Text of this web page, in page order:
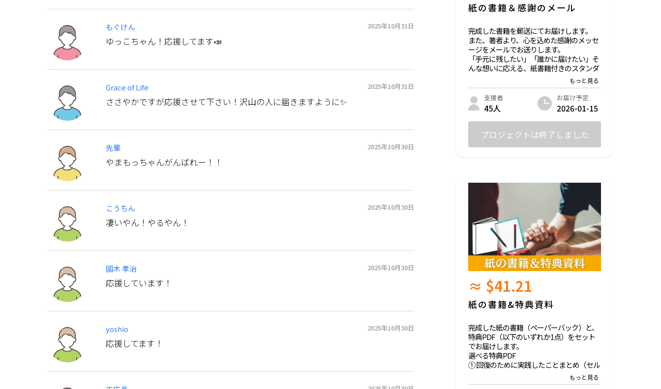
もぐけん 2025年10月31日
ゆっこちゃん！応援してます📣
Grace of Life 2025年10月31日
ささやかですが応援させて下さい！沢山の人に届きますように✨
先輩 2025年10月30日
やまもっちゃんがんばれー！！
こうちん 2025年10月30日
凄いやん！やるやん！
國木 孝治 2025年10月30日
応援しています！
yoshio 2025年10月30日
応援してます！
紙の書籍＆感謝のメール
完成した書籍を郵送にてお届けします。
また、著者より、心を込めた感謝のメッセ
ージをメールでお送りします。
「手元に残したい」「誰かに届けたい」そ
んな想いに応える、紙書籍付きのスタンダ
人生に寄り添う1冊を、あなたのご支援で
形にさせてください。
提供方法
紙の書籍（ペーパーバック）：出版完了
後、国内発送（2026年1月中旬予定）
支援者
45人
お届け予定
2026-01-15
プロジェクトは終了しました
≈ $41.21
紙の書籍&特典資料
完成した紙の書籍（ペーパーバック）と、
特典PDF（以下のいずれか1点）をセット
でお届けします。
選べる特典PDF
① 回復のために実践したことまとめ（セル
うつの回復過程で実際に役立った工夫や